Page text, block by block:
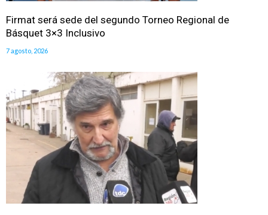
Firmat será sede del segundo Torneo Regional de
Básquet 3×3 Inclusivo
7 agosto, 2026